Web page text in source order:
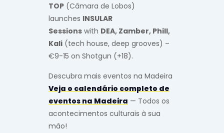
TOP (Câmara de Lobos)
launches INSULAR
Sessions with DEA, Zamber, Phill,
Kali (tech house, deep grooves) –
€9-15 on Shotgun (+18).
Descubra mais eventos na Madeira
Veja o calendário completo de
eventos na Madeira — Todos os
acontecimentos culturais à sua
mão!